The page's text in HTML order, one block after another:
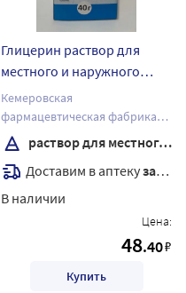
Глицерин раствор для
местного и наружного
применения 40 гр флакон
Кемеровская
фармацевтическая фабрика
АО
раствор для местного и наружного применения
Доставим в аптекузавтра
В наличии
Цена:
48.40₽
Купить